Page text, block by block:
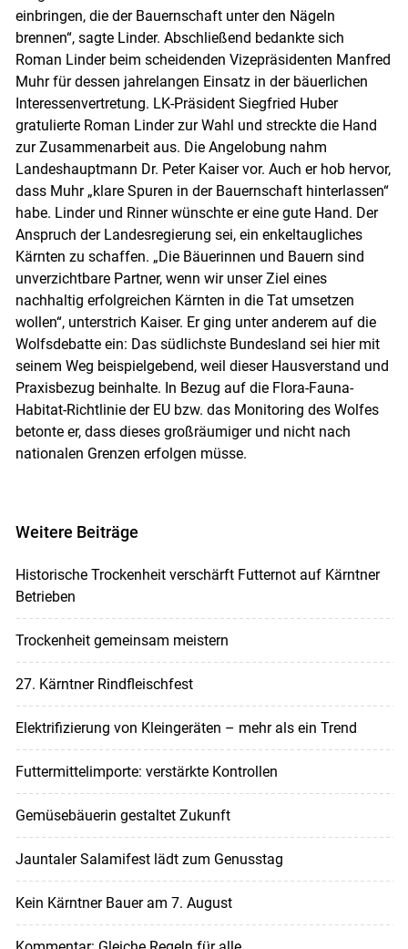
einbringen, die der Bauernschaft unter den Nägeln
brennen“, sagte Linder. Abschließend bedankte sich
Roman Linder beim scheidenden Vizepräsidenten Manfred
Muhr für dessen jahrelangen Einsatz in der bäuerlichen
Interessenvertretung. LK-Präsident Siegfried Huber
gratulierte Roman Linder zur Wahl und streckte die Hand
zur Zusammenarbeit aus. Die Angelobung nahm
Landeshauptmann Dr. Peter Kaiser vor. Auch er hob hervor,
dass Muhr „klare Spuren in der Bauernschaft hinterlassen“
habe. Linder und Rinner wünschte er eine gute Hand. Der
Anspruch der Landesregierung sei, ein enkeltaugliches
Kärnten zu schaffen. „Die Bäuerinnen und Bauern sind
unverzichtbare Partner, wenn wir unser Ziel eines
nachhaltig erfolgreichen Kärnten in die Tat umsetzen
wollen“, unterstrich Kaiser. Er ging unter anderem auf die
Wolfsdebatte ein: Das südlichste Bundesland sei hier mit
seinem Weg beispielgebend, weil dieser Hausverstand und
Praxisbezug beinhalte. In Bezug auf die Flora-Fauna-
Habitat-Richtlinie der EU bzw. das Monitoring des Wolfes
betonte er, dass dieses großräumiger und nicht nach
nationalen Grenzen erfolgen müsse.
Weitere Beiträge
Historische Trockenheit verschärft Futternot auf Kärntner
Betrieben
Trockenheit gemeinsam meistern
27. Kärntner Rindfleischfest
Elektrifizierung von Kleingeräten – mehr als ein Trend
Futtermittelimporte: verstärkte Kontrollen
Gemüsebäuerin gestaltet Zukunft
Jauntaler Salamifest lädt zum Genusstag
Kein Kärntner Bauer am 7. August